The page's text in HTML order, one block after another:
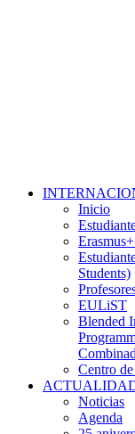
Inicio
Students)
EULiST
Blended
Centro
Noticias
Agenda